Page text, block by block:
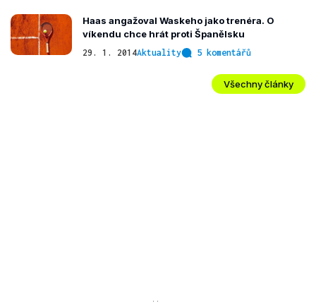
Haas angažoval Waskeho jako trenéra. O
víkendu chce hrát proti Španělsku
29. 1. 2014Aktuality 5 komentářů
Všechny články